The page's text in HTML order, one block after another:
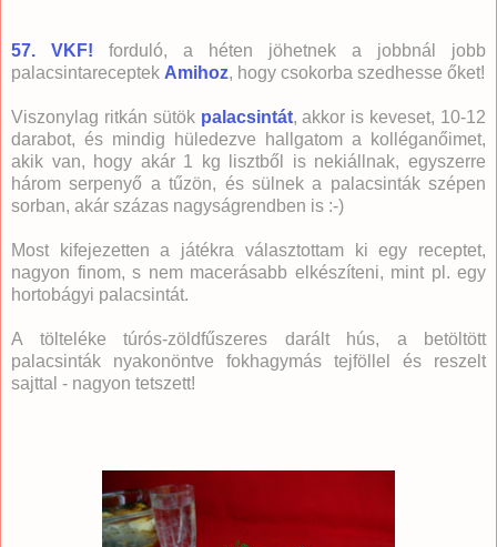
57. VKF! forduló, a héten jöhetnek a jobbnál jobb
palacsintareceptek Amihoz, hogy csokorba szedhesse őket!
Viszonylag ritkán sütök palacsintát, akkor is keveset, 10-12
darabot, és mindig hüledezve hallgatom a kolléganőimet,
akik van, hogy akár 1 kg lisztből is nekiállnak, egyszerre
három serpenyő a tűzön, és sülnek a palacsinták szépen
sorban, akár százas nagyságrendben is :-)
Most kifejezetten a játékra választottam ki egy receptet,
nagyon finom, s nem macerásabb elkészíteni, mint pl. egy
hortobágyi palacsintát.
A tölteléke túrós-zöldfűszeres darált hús, a betöltött
palacsinták nyakonöntve fokhagymás tejföllel és reszelt
sajttal - nagyon tetszett!